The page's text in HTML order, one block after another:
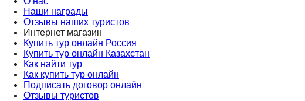
Наши награды
Отзывы наших туристов
Интернет магазин
Купить тур онлайн Россия
Купить тур онлайн Казахстан
Как найти тур
Как купить тур онлайн
Подписать договор онлайн
Отзывы туристов